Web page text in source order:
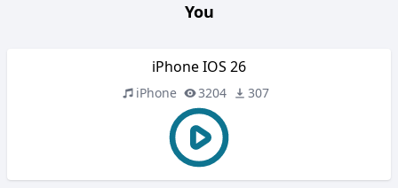
You
iPhone IOS 26
iPhone 3204 307